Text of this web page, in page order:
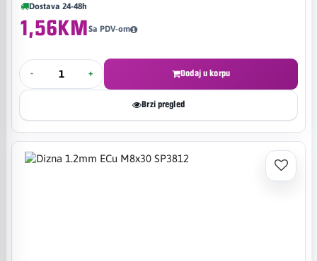
Dostava 24-48h
1,56KMSa PDV-om
- + Dodaj u korpu
Brzi pregled